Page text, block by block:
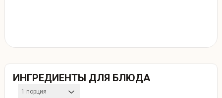
ИНГРЕДИЕНТЫ ДЛЯ БЛЮДА
1 порция